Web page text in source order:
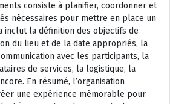
consiste à planifier, coordonner et
nécessaires pour mettre en place un
inclut la définition des objectifs de
du lieu et de la date appropriés, la
avec les participants, la
de services, la logistique, la
En résumé, l’organisation
une expérience mémorable pour